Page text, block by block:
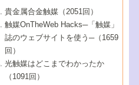
高機能化ポリオレフィンに向けた重合
の最近の進展
持続可能社会実現のための触媒および
関連技術
若手会員による触媒研究の未来展望1：
編
第102回触媒討論会
触媒・化学反応における計算化学の進
こんな物質，あんな物質―新たな触媒
能性―
『結晶の化学』を活かした触媒研究
イオン液体の応用
水素製造・貯蔵のための触媒技術の新
展開
第98回触媒討論会
基礎化学品製造の触媒技術
多機能型リアクター
水分解用光触媒材料
時間分解分光の進歩と応用
第96回触媒討論会
第93回触媒討論会
特殊エネルギー場の触媒反応
生体内における金属の触媒作用
ファインケミカルズの展開に寄与する
なぜこの触媒が良いのか？
第91回触媒討論会
最近の自動車排ガス処理技術
触媒研究の現状と将来─第90回触媒討論
巻（2002年）
高次制御された触媒の化学
第89回触媒討論会
触媒を利用した電気化学の新展開
ナノ材料の調製と機能化
巻（2001年）
グリーンケミストリーと触媒
第87回触媒討論会特集号
生体触媒とバイオプロセス
巻（2000年）
触媒反応工学の明日を拓く
第85回触媒討論会
巻（1999年）
孔、穴、あな?-特異な空間とその利用-
巻（1998年）
貴金属合金触媒（2051回）
触媒OnTheWeb Hacks─「触媒」
誌のウェブサイトを使う─（1659
回）
光触媒はどこまでわかったか
（1091回）